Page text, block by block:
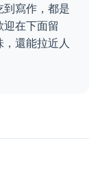
寫作，都是
在下面留
還能拉近人